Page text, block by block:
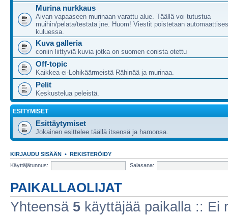
Murina nurkkaus
Aivan vapaaseen murinaan varattu alue. Täällä voi tutustua
muihin/pelata/testata jne. Huom! Viestit poistetaan
kuluessa.
Kuva galleria
coniin liittyviä kuvia jotka on suomen conista otettu
Off-topic
Kaikkea ei-Lohikäärmeistä Rähinää ja murinaa.
Pelit
Keskustelua peleistä.
ESITYMISET
Esittäytymiset
Jokainen esittelee täällä itsensä ja hamonsa.
KIRJAUDU SISÄÄN • REKISTERÖIDY
Käyttäjätunnus:
Salasana:
PAIKALLAOLIJAT
Yhteensä 5 käyttäjää paikalla :: Ei